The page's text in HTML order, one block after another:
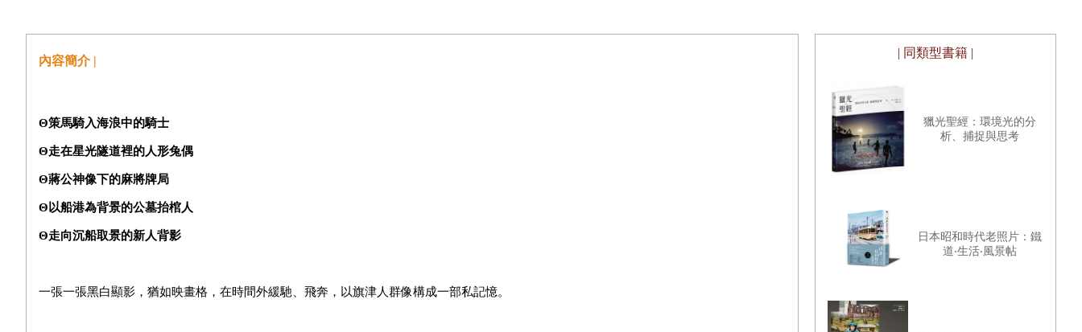
內容簡介 |
Θ策馬騎入海浪中的騎士
Θ走在星光隧道裡的人形兔偶
Θ蔣公神像下的麻將牌局
Θ以船港為背景的公墓抬棺人
Θ走向沉船取景的新人背影
一張一張黑白顯影，猶如映畫格，在時間外緩馳、飛奔，以旗津人群像構成一部私記憶。
| 同類型書籍 |
獵光聖經：環境光的分
析、捕捉與思考
日本昭和時代老照片：鐵
道‧生活‧風景帖